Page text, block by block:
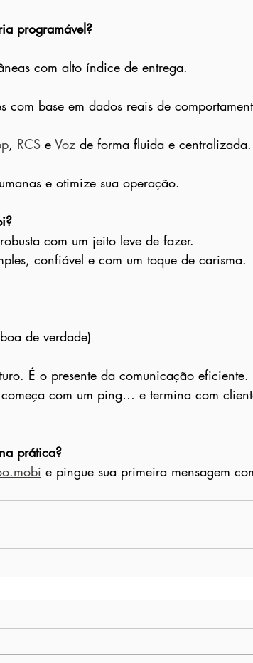
programável?
com alto índice de entrega.
com base em dados reais de
, RCS e Voz de forma fluida e centralizada.
e otimize sua operação.
com um jeito leve de fazer.
confiável e com um toque de carisma.
de verdade)
É o presente da comunicação eficiente.
com um ping… e termina com
prática?
e pingue sua primeira mensagem